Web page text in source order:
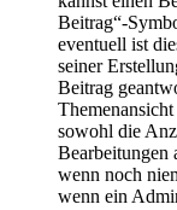
Beitrag“-
eventuell ist
seiner
Beitrag
sowohl die
Bearbeitungen
wenn noch
wenn ein